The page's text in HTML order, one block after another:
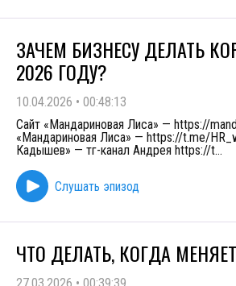
ЗАЧЕМ БИЗНЕСУ ДЕЛАТЬ
2026 ГОДУ?
10.04.2026 • 00:48:13
Сайт «Мандариновая Лиса» — https://
«Мандариновая Лиса» — https://t.me/
Кадышев» — тг-канал Андрея https://t...
Слушать эпизод
ЧТО ДЕЛАТЬ, КОГДА